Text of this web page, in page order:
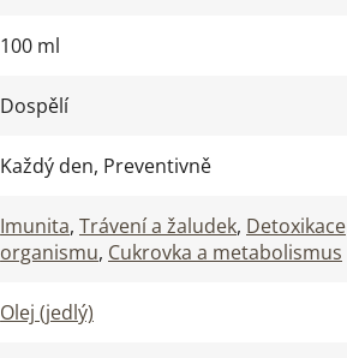
100 ml
Dospělí
Každý den, Preventivně
Imunita, Trávení a žaludek, Detoxikace
organismu, Cukrovka a metabolismus
Olej (jedlý)